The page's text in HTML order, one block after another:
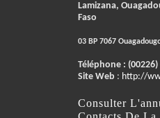
Lamizana,
Faso
03 BP 7067
Téléphone :
Site Web : http://
Consulter